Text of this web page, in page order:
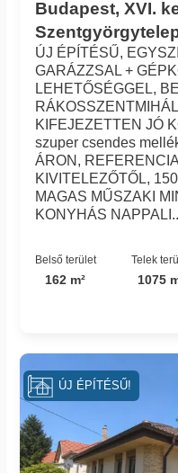
Budapest, XVI.
ÚJ ÉPÍTÉSŰ,
GARÁZZSAL +
LEHETŐSÉGGEL,
KIFEJEZETTEN JÓ
szuper csendes
ÁRON,
KIVITELEZŐTŐL,
MAGAS MŰSZAKI
KONYHÁS
Belső terület
162 m²
Telek
1075
ÚJ ÉPÍTÉSŰ!